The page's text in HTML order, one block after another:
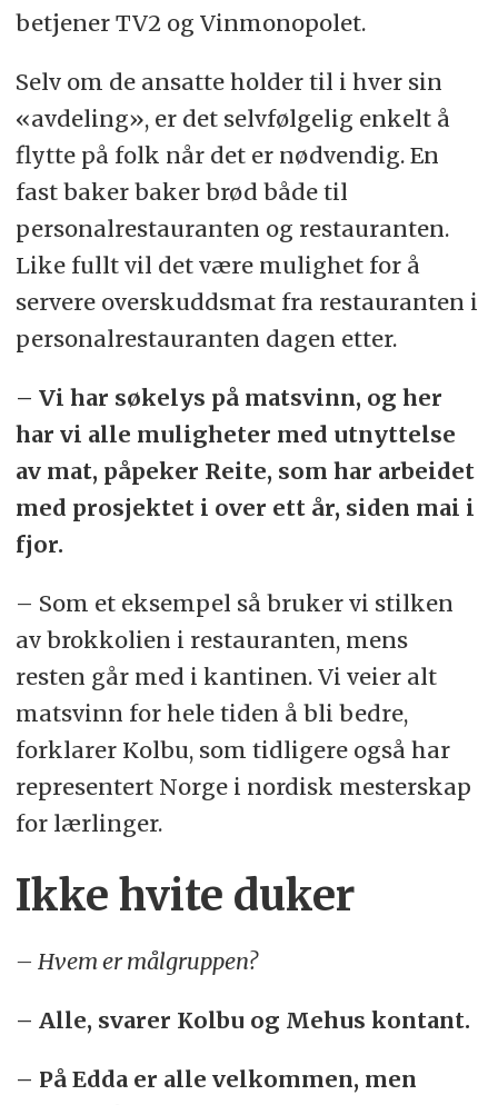
betjener TV2 og Vinmonopolet.
Selv om de ansatte holder til i hver sin
«avdeling», er det selvfølgelig enkelt å
flytte på folk når det er nødvendig. En
fast baker baker brød både til
personalrestauranten og restauranten.
Like fullt vil det være mulighet for å
servere overskuddsmat fra restauranten i
personalrestauranten dagen etter.
– Vi har søkelys på matsvinn, og her
har vi alle muligheter med utnyttelse
av mat, påpeker Reite, som har arbeidet
med prosjektet i over ett år, siden mai i
fjor.
– Som et eksempel så bruker vi stilken
av brokkolien i restauranten, mens
resten går med i kantinen. Vi veier alt
matsvinn for hele tiden å bli bedre,
forklarer Kolbu, som tidligere også har
representert Norge i nordisk mesterskap
for lærlinger.
Ikke hvite duker
– Hvem er målgruppen?
– Alle, svarer Kolbu og Mehus kontant.
– På Edda er alle velkommen, men